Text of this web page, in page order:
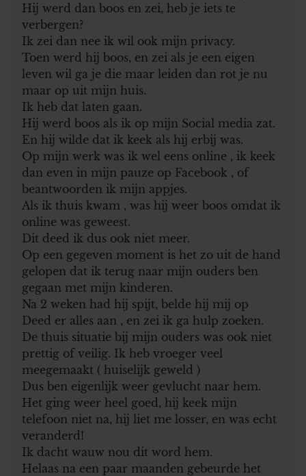
Hij werd dan boos en zei, heb je iets te
verbergen?
Ik zei dan nee ik wil ook mijn privacy.
Toen werd hij boos, en zei als je een eigen
leven wil ga je die maar leiden dan rot je nu
maar op uit mijn huis.
Ik heb dat laten gaan.
Hij werd boos als ik op mijn Social media zat.
En hij wilde dat ik keek als hij erbij was.
Op mijn werk was ik wel eens online , ik keek
dan even in mijn pauze op Facebook , of
beantwoorden ik mijn appjes.
Als ik thuis kwam , was hij weer boos omdat ik
online was geweest.
Dit deed ik dus ook niet meer.
Op een gegeven moment is het zo uit de hand
gelopen dat ik terug naar mijn ouders ben
gegaan met mijn kinderen.
Na 2 weken had hij spijt, belde hij mij op
Deed er alles aan , en zei ik ga hulp zoeken.
De thuis situatie bij mijn ouders was ook niet
prettig of veilig. Ik heb vroeger veel
meegemaakt ( huiselijk geweld )
Dus ben eigenlijk weer gevlucht naar hem.
Het ging weer heel goed, hij keek mijn
telefoon niet na, hij liet me losser, en was echt
veranderd!
Ik dacht wauw nou dit word hem.
Helaas na een paar maanden gebeurde het